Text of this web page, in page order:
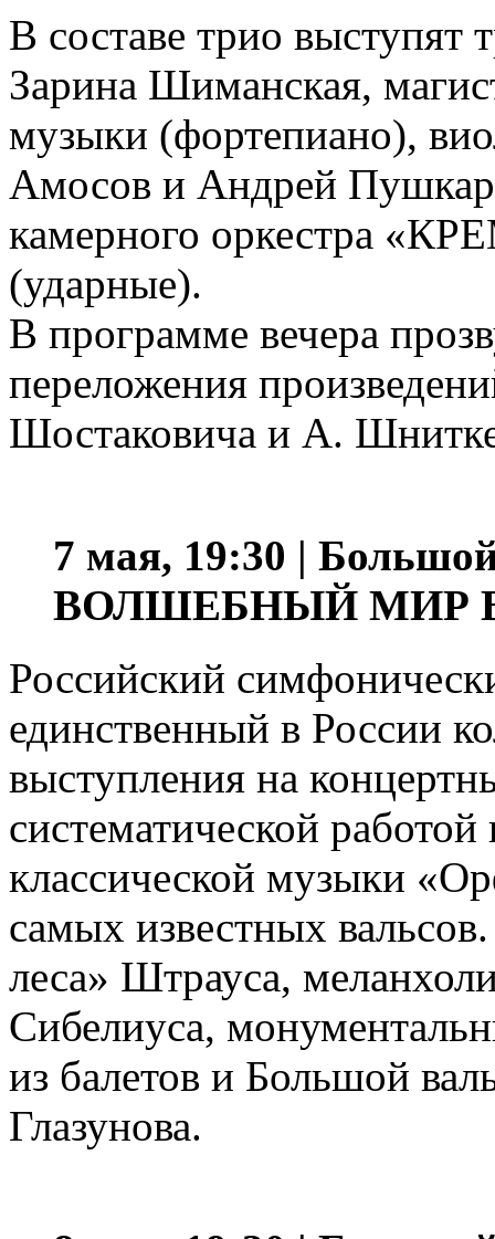
В составе трио выступят
Зарина Шиманская,
музыки (фортепиано),
Амосов и Андрей
камерного оркестра
(ударные).
В программе вечера
переложения
Шостаковича и А.
7 мая, 19:30 |
ВОЛШЕБНЫЙ МИР
Российский
единственный в России
выступления на
систематической
классической музыки
самых известных
леса» Штрауса,
Сибелиуса,
из балетов и Большой
Глазунова.